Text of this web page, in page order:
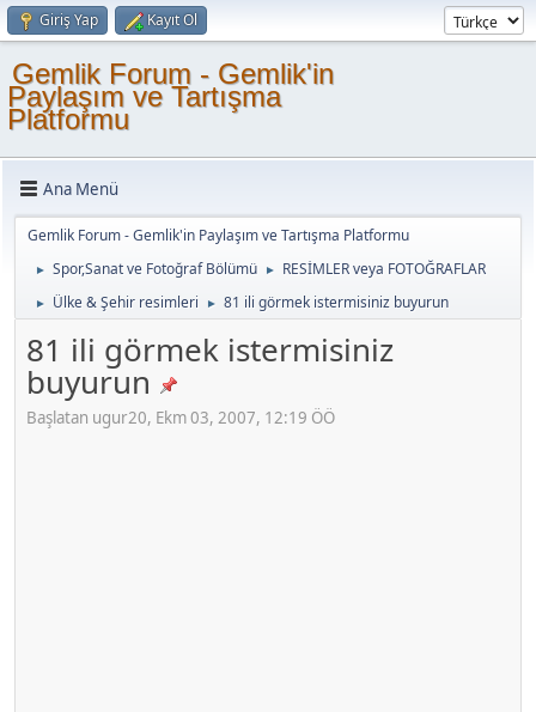
Giriş Yap Kayıt Ol
Gemlik Forum - Gemlik'in
Paylaşım ve Tartışma
Platformu
Ana Menü
Gemlik Forum - Gemlik'in Paylaşım ve Tartışma Platformu
► Spor,Sanat ve Fotoğraf Bölümü ► RESİMLER veya FOTOĞRAFLAR
► Ülke & Şehir resimleri ► 81 ili görmek istermisiniz buyurun
81 ili görmek istermisiniz
buyurun
Başlatan ugur20, Ekm 03, 2007, 12:19 ÖÖ